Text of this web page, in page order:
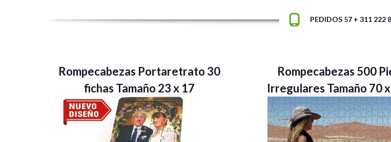
PEDIDOS 57 + 311 222
Rompecabezas Portaretrato 30
fichas Tamaño 23 x 17
Rompecabezas 500
Irregulares Tamaño 70